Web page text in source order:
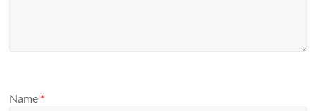
Name *